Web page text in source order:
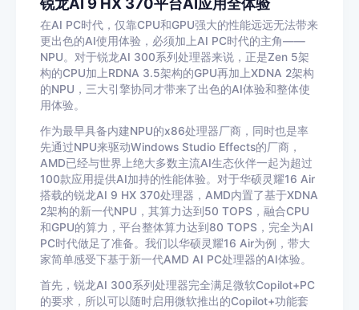
在AI PC时代，仅靠CPU和GPU强大的性能远远无法带来
更出色的AI使用体验，必须加上AI PC时代的主角——
NPU。对于锐龙AI 300系列处理器来说，正是Zen 5架
构的CPU加上RDNA 3.5架构的GPU再加上XDNA 2架构
的NPU，三大引擎协同才带来了出色的AI体验和整体使
用体验。
作为最早具备内建NPU的x86处理器厂商，同时也是率
先通过NPU来驱动Windows Studio Effects的厂商，
AMD已经与世界上绝大多数主流AI生态伙伴一起为超过
100款应用提供AI加持的性能体验。对于华硕灵耀16 Air
搭载的锐龙AI 9 HX 370处理器，AMD内置了基于XDNA
2架构的新一代NPU，其算力达到50 TOPS，融合CPU
和GPU的算力，平台整体算力达到80 TOPS，完全为AI
PC时代做足了准备。我们以华硕灵耀16 Air为例，带大
家简单感受下基于新一代AMD AI PC处理器的AI体验。
首先，锐龙AI 300系列处理器完全满足微软Copilot+PC
的要求，所以可以随时启用微软推出的Copilot+功能套